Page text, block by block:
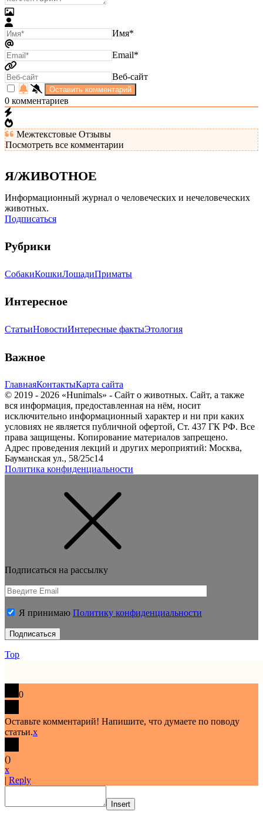
Имя*
Email*
Веб-сайт
0 комментариев
Межтекстовые Отзывы
Посмотреть все комментарии
Я/ЖИВОТНОЕ
Информационный журнал о человеческих и нечеловеческих
животных.
Подписаться
Рубрики
СобакиКошкиЛошадиПриматы
Интересное
СтатьиНовостиИнтересные фактыЭтология
Важное
ГлавнаяКонтактыКарта сайта
© 2019 - 2026 «Hunimals» - Сайт о животных. Сайт, а также
вся информация, предоставленная на нём, носит
исключительно информационный характер и ни при каких
условиях не является публичной офертой, Ст. 437 ГК РФ. Все
права защищены. Копирование материалов запрещено.
Адрес проведения лекций и других мероприятий: Москва,
Бауманская ул., 58/25с14
Политика конфиденциальности
Подписаться на рассылку
Я принимаю Политику конфиденциальности
Top
0
Оставьте комментарий! Напишите, что думаете по поводу
статьи.x
()
x
| Reply
Insert